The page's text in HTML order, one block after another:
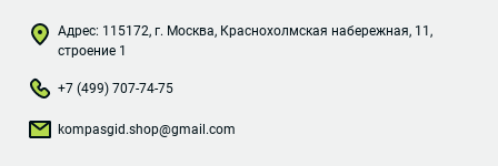
Адрес: 115172, г. Москва, Краснохолмская набережная, 11,
строение 1
+7 (499) 707-74-75
kompasgid.shop@gmail.com